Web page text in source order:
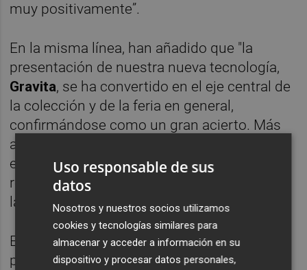
muy positivamente”.
En la misma línea, han añadido que "la
presentación de nuestra nueva tecnología,
Gravita, se ha convertido en el eje central de
la colección y de la feria en general,
confirmándose como un gran acierto. Más
allá de las buenas sensaciones, cerramos
esta edición con un incremento de pedidos
respecto al año anterior, especialmente de
las colecciones fabricadas con Gravita”.
El director comercial deVenux, marca
perteneciente a STN,Álvaro Palencia
Uso responsable de sus
datos
Nosotros y nuestros socios utilizamos
cookies y tecnologías similares para
almacenar y acceder a información en su
dispositivo y procesar datos personales,